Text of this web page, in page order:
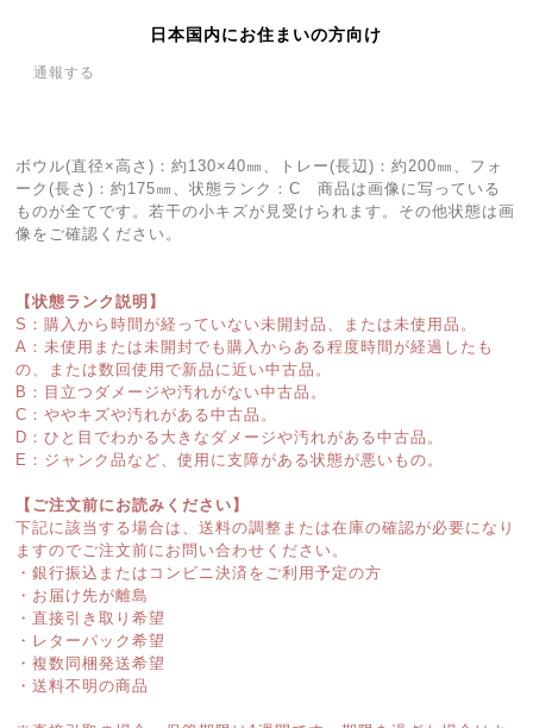
日本国内にお住まいの方向け
通報する
ボウル(直径×高さ)：約130×40㎜、トレー(長辺)：約200㎜、フォ
ーク(長さ)：約175㎜、状態ランク：C 商品は画像に写っている
ものが全てです。若干の小キズが見受けられます。その他状態は画
像をご確認ください。
【状態ランク説明】
S：購入から時間が経っていない未開封品、または未使用品。
A：未使用または未開封でも購入からある程度時間が経過したも
の、または数回使用で新品に近い中古品。
B：目立つダメージや汚れがない中古品。
C：ややキズや汚れがある中古品。
D：ひと目でわかる大きなダメージや汚れがある中古品。
E：ジャンク品など、使用に支障がある状態が悪いもの。
【ご注文前にお読みください】
下記に該当する場合は、送料の調整または在庫の確認が必要になり
ますのでご注文前にお問い合わせください。
・銀行振込またはコンビニ決済をご利用予定の方
・お届け先が離島
・直接引き取り希望
・レターパック希望
・複数同梱発送希望
・送料不明の商品